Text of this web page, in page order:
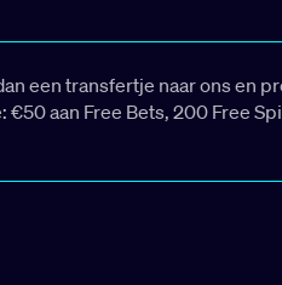
een transfertje naar ons en
aan Free Bets, 200 Free